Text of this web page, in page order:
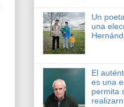
Un
una
El
es una
permita